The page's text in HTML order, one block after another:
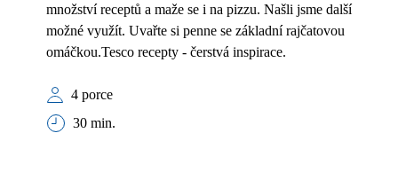
množství receptů a maže se i na pizzu. Našli jsme další
možné využít. Uvařte si penne se základní rajčatovou
omáčkou.Tesco recepty - čerstvá inspirace.
4 porce
30 min.